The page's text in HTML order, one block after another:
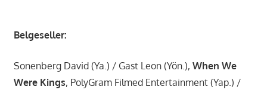
Belgeseller:
Sonenberg David (Ya.) / Gast Leon (Yön.), When We
Were Kings, PolyGram Filmed Entertainment (Yap.) /